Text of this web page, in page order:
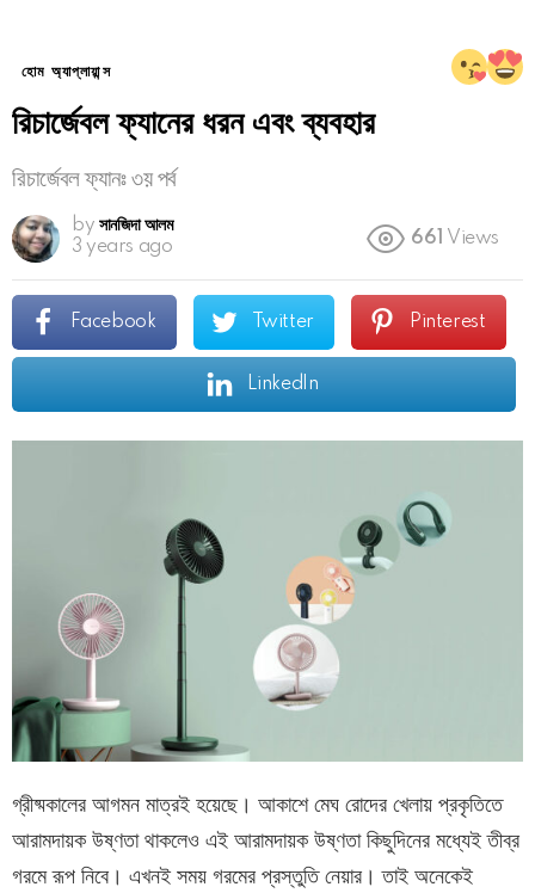
হোম অ্যাপ্লায়ান্স
রিচার্জেবল ফ্যানের ধরন এবং ব্যবহার
রিচার্জেবল ফ্যানঃ ৩য় পর্ব
by সানজিদা আলম
3 years ago
661 Views
Facebook Twitter Pinterest
LinkedIn
গ্রীষ্মকালের আগমন মাত্রই হয়েছে। আকাশে মেঘ রোদের খেলায় প্রকৃতিতে
আরামদায়ক উষ্ণতা থাকলেও এই আরামদায়ক উষ্ণতা কিছুদিনের মধ্যেই তীব্র
গরমে রূপ নিবে। এখনই সময় গরমের প্রস্তুতি নেয়ার। তাই অনেকেই